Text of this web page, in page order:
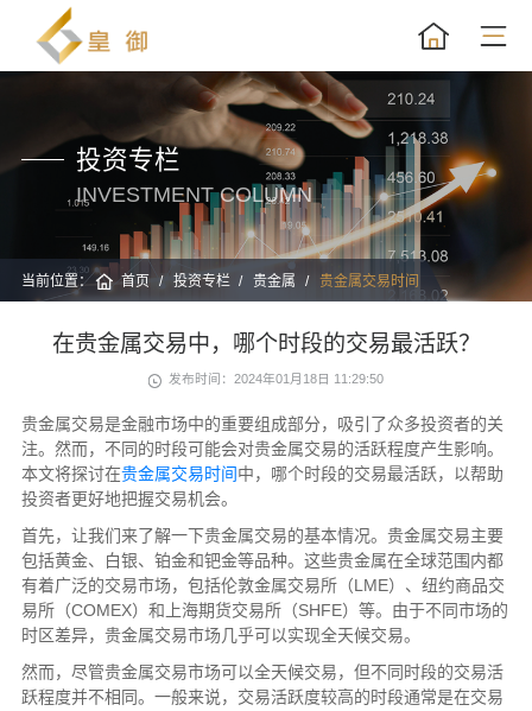
投资专栏
INVESTMENT COLUMN
当前位置： 首页 投资专栏 贵金属 贵金属交易时间
在贵金属交易中，哪个时段的交易最活跃？
发布时间：2024年01月18日 11:29:50
贵金属交易是金融市场中的重要组成部分，吸引了众多投资者的关
注。然而，不同的时段可能会对贵金属交易的活跃程度产生影响。
本文将探讨在贵金属交易时间中，哪个时段的交易最活跃，以帮助
投资者更好地把握交易机会。
首先，让我们来了解一下贵金属交易的基本情况。贵金属交易主要
包括黄金、白银、铂金和钯金等品种。这些贵金属在全球范围内都
有着广泛的交易市场，包括伦敦金属交易所（LME）、纽约商品交
易所（COMEX）和上海期货交易所（SHFE）等。由于不同市场的
时区差异，贵金属交易市场几乎可以实现全天候交易。
然而，尽管贵金属交易市场可以全天候交易，但不同时段的交易活
跃程度并不相同。一般来说，交易活跃度较高的时段通常是在交易